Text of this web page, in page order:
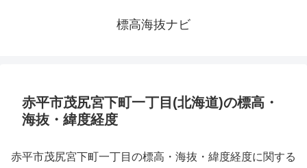
標高海抜ナビ
赤平市茂尻宮下町一丁目(北海道)の標高・
海抜・緯度経度
赤平市茂尻宮下町一丁目の標高・海抜・緯度経度に関する